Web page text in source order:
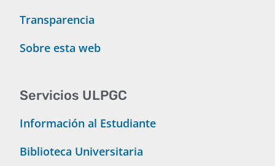
Transparencia
Sobre esta web
Servicios ULPGC
Información al Estudiante
Biblioteca Universitaria